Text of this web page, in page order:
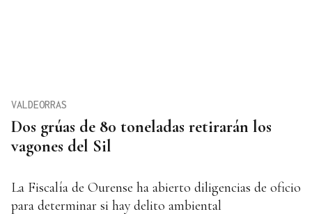
Dos grúas de 80 toneladas retirarán los
vagones del Sil
VALDEORRAS
La Fiscalía de Ourense ha abierto diligencias de oficio
para determinar si hay delito ambiental